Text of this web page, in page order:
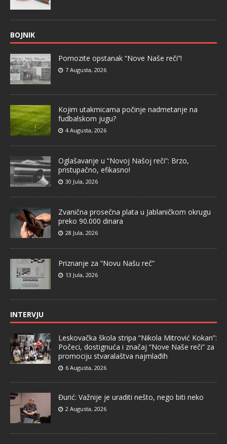
BOJNIK
Pomozite opstanak “Nove Naše reči”!
7 Augusta, 2026
Kojim utakmicama počinje nadmetanje na
fudbalskom jugu?
4 Augusta, 2026
Oglašavanje u “Novoj Našoj reči”: Brzo,
pristupačno, efikasno!
30 Jula, 2026
Zvanična prosečna plata u Jablaničkom okrugu
preko 90.000 dinara
28 Jula, 2026
Priznanje za “Novu Našu reč”
13 Jula, 2026
INTERVJU
Leskovačka škola stripa “Nikola Mitrović Kokan”:
Počeci, dostignuća i značaj “Nove Naše reči” za
promociju stvaralaštva najmlađih
6 Augusta, 2026
Đurić: Važnije je uraditi nešto, nego biti neko
2 Augusta, 2026